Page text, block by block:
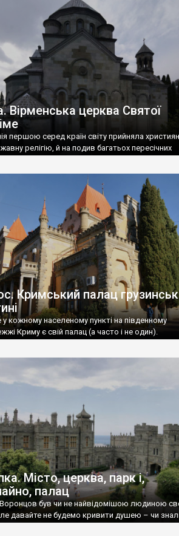
«повстяками» (postaki)…” “Вино. Крим
відмінне вино і його вдосталь: воно все
і дуже […]
Вірменська церква Святої
першою серед країн світу прийняла
релігію, й на подив багатьох пересічних
Кримський палац
кожному населеному пункті на південному
Криму є свій палац (а часто і не один).
Місто, церква, парк і,
палац
був чи не найвідомішою людиною
давайте не будемо кривити душею – чи